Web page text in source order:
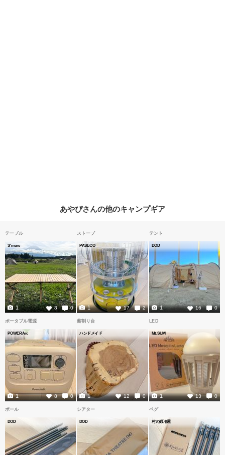
あやぴさんの他のキャンプギア
テーブル
S'more
8 0
1
ストーブ
PASECO
17 2
1
テント
DOD
16 0
1
ポータブル電源
POWERArc
8 0
1
薪割り台
ハンドメイド
12 0
1
LED
Mt.SUMI
13 0
1
ポール
DOD
シアター
DOD
ペグ
村の鍛冶屋